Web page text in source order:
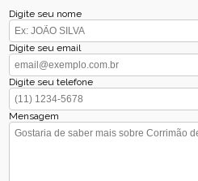
Digite seu nome
Digite seu email
Digite seu telefone
Mensagem